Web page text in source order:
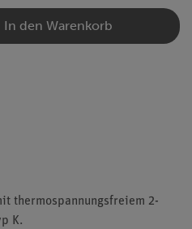
In den Warenkorb
thermospannungsfreiem 2-
K.